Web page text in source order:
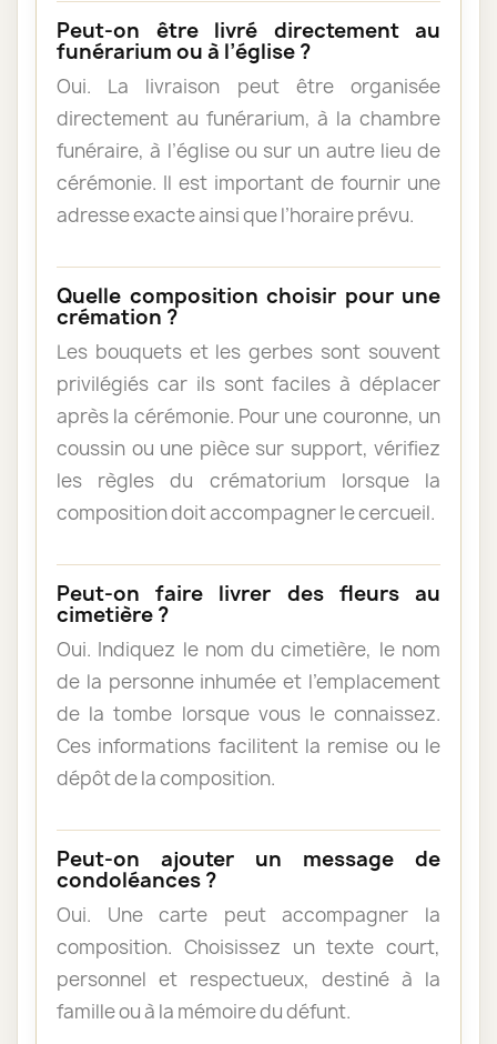
Peut-on être livré directement au
funérarium ou à l’église ?
Oui. La livraison peut être organisée
directement au funérarium, à la chambre
funéraire, à l’église ou sur un autre lieu de
cérémonie. Il est important de fournir une
adresse exacte ainsi que l’horaire prévu.
Quelle composition choisir pour une
crémation ?
Les bouquets et les gerbes sont souvent
privilégiés car ils sont faciles à déplacer
après la cérémonie. Pour une couronne, un
coussin ou une pièce sur support, vérifiez
les règles du crématorium lorsque la
composition doit accompagner le cercueil.
Peut-on faire livrer des fleurs au
cimetière ?
Oui. Indiquez le nom du cimetière, le nom
de la personne inhumée et l’emplacement
de la tombe lorsque vous le connaissez.
Ces informations facilitent la remise ou le
dépôt de la composition.
Peut-on ajouter un message de
condoléances ?
Oui. Une carte peut accompagner la
composition. Choisissez un texte court,
personnel et respectueux, destiné à la
famille ou à la mémoire du défunt.